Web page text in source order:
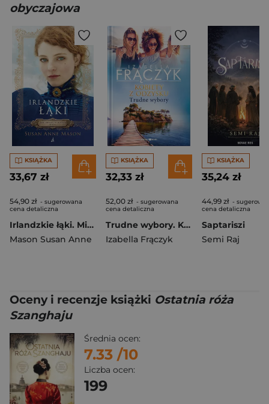
obyczajowa
KSIĄŻKA
33,67 zł
54,90 zł - sugerowana
cena detaliczna
Irlandzkie łąki. Mieć odwagę by marzyć. Tom 1 wyd. 2026
Mason Susan Anne
KSIĄŻKA
32,33 zł
52,00 zł - sugerowana
cena detaliczna
Trudne wybory. Kobiety z odzysku. Tom 2 wyd. 2026
Izabella Frączyk
KSIĄŻKA
35,24 zł
44,99 zł -
cena detaliczna
Saptariszi
Semi Raj
Oceny i recenzje książki Ostatnia róża
Szanghaju
Średnia ocen:
7.33 /10
Liczba ocen:
199